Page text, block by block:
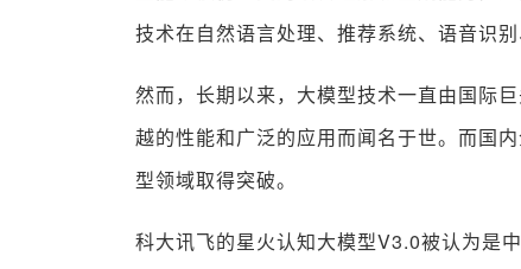
技术在自然语言处理、推荐系统、语音识
然而，长期以来，大模型技术一直由国际
越的性能和广泛的应用而闻名于世。而国
型领域取得突破。
科大讯飞的星火认知大模型V3.0被认为是